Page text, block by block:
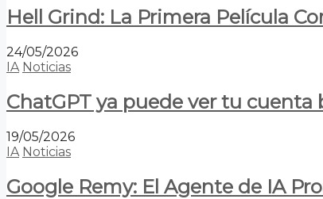
Hell Grind: La Primera Película
24/05/2026
IA Noticias
ChatGPT ya puede ver tu
19/05/2026
IA Noticias
Google Remy: El Agente de IA